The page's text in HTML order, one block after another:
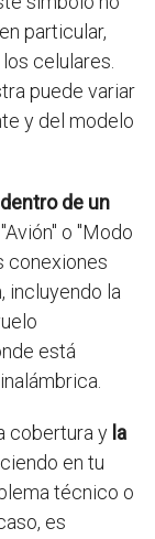
particular,
celulares.
puede variar
y del modelo
de un
o "Modo
conexiones
incluyendo la
está
cobertura y la
en tu
técnico o
es